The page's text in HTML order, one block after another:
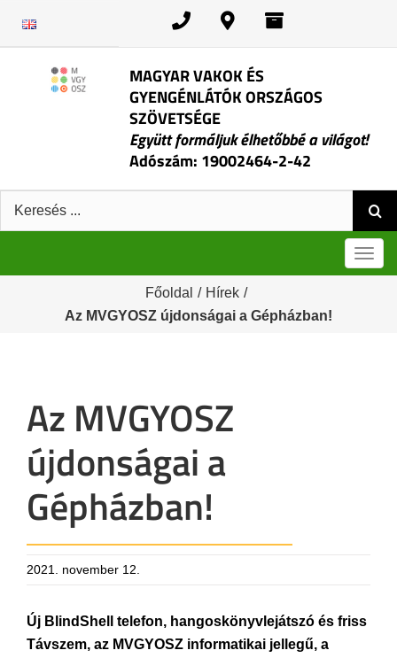
MAGYAR VAKOK ÉS
GYENGÉNLÁTÓK ORSZÁGOS
SZÖVETSÉGE
Együtt formáljuk élhetőbbé a világot!
Adószám: 19002464-2-42
Keresés:
Főoldal / Hírek /
Az MVGYOSZ újdonságai a Gépházban!
Az MVGYOSZ
újdonságai a
Gépházban!
2021. november 12.
Új BlindShell telefon, hangoskönyvlejátszó és friss
Távszem, az MVGYOSZ informatikai jellegű, a